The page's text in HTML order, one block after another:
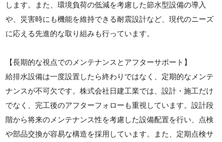
します。また、環境負荷の低減を考慮した節水型設備の導入
や、災害時にも機能を維持できる耐震設計など、現代のニーズ
に応える先進的な取り組みも行っています。
【長期的な視点でのメンテナンスとアフターサポート】
給排水設備は一度設置したら終わりではなく、定期的なメンテ
ナンスが不可欠です。株式会社日建工業では、設計・施工だけ
でなく、完工後のアフターフォローも重視しています。設計段
階から将来のメンテナンス性を考慮した設備配置を行い、点検
や部品交換が容易な構造を採用しています。また、定期点検サ